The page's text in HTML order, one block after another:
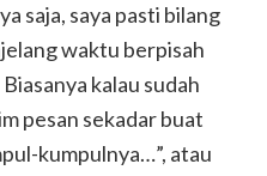
saja, saya pasti bilang
waktu berpisah
kalau sudah
pesan sekadar buat
kumpulnya…”, atau